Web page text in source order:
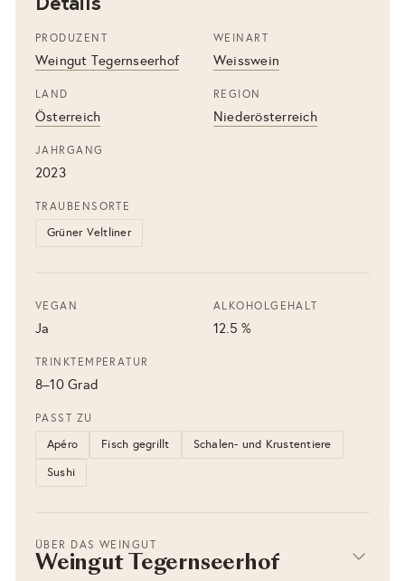
PRODUZENT
Weingut Tegernseerhof
WEINART
Weisswein
LAND
Österreich
REGION
Niederösterreich
JAHRGANG
2023
TRAUBENSORTE
Grüner Veltliner
VEGAN
Ja
ALKOHOLGEHALT
12.5 %
TRINKTEMPERATUR
8–10 Grad
PASST ZU
Apéro Fisch gegrillt
Schalen- und Krustentiere
Sushi
ÜBER DAS WEINGUT
Weingut Tegernseerhof